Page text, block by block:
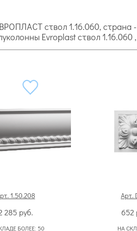
ствол 1.16.060, страна
Evroplast ствол
1.50.208
285 руб.
БОЛЕЕ: 50
Арт.
652
НА